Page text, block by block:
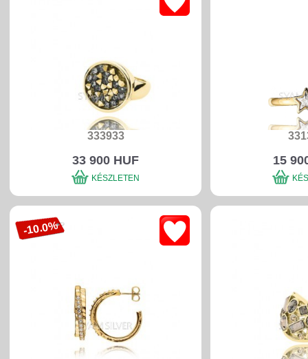
333933
33 900 HUF
KÉSZLETEN
15
-10.0%